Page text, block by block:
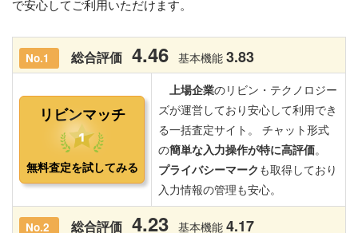
で安心してご利用いただけます。